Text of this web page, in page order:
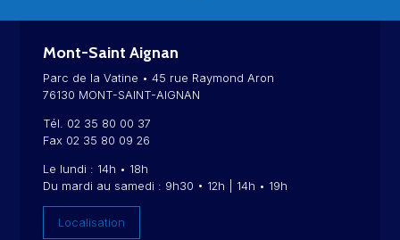
Mont-Saint Aignan
Parc de la Vatine • 45 rue Raymond Aron
76130 MONT-SAINT-AIGNAN
Tél. 02 35 80 00 37
Fax 02 35 80 09 26
Le lundi : 14h • 18h
Du mardi au samedi : 9h30 • 12h | 14h • 19h
Localisation